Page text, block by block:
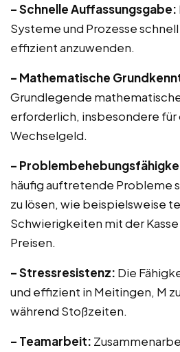
– Schnelle Auffassungsgabe:
Systeme und Prozesse
effizient anzuwenden.
– Mathematische
Grundlegende
erforderlich, insbesondere für
Wechselgeld.
–
häufig auftretende Probleme
zu lösen, wie beispielsweise
Schwierigkeiten mit der Kasse
Preisen.
– Stressresistenz: Die
und effizient in Meitingen, M
während Stoßzeiten.
– Teamarbeit: